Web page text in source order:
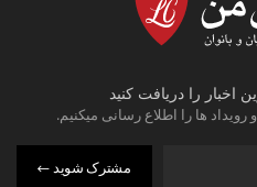
اخبار را دریافت کنید
ها را اطلاع رسانی میکنیم.
مشترک شوید